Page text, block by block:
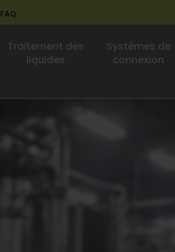
FAQ
Traitement des
liquides
Systèmes de
connexion